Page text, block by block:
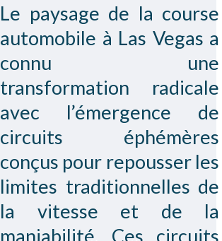
Le paysage de la course
automobile à Las Vegas a
connu une
transformation radicale
avec l’émergence de
circuits éphémères
conçus pour repousser les
limites traditionnelles de
la vitesse et de la
maniabilité. Ces circuits